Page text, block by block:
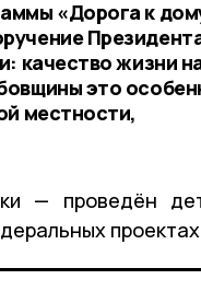
«Дорога к
качество жизни
это
местности,
— проведён